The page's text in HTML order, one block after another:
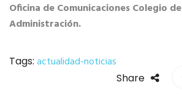
Oficina de Comunicaciones Colegio
Administración.
Tags: actualidad-noticias
Share